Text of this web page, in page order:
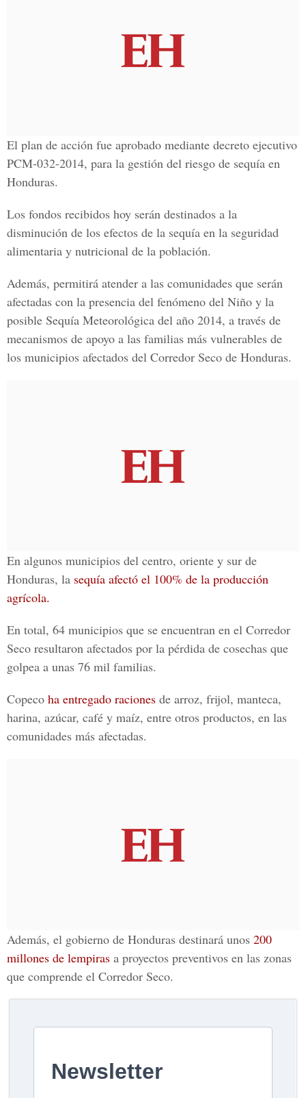
El plan de acción fue aprobado mediante decreto ejecutivo
PCM-032-2014, para la gestión del riesgo de sequía en
Honduras.
Los fondos recibidos hoy serán destinados a la
disminución de los efectos de la sequía en la seguridad
alimentaria y nutricional de la población.
Además, permitirá atender a las comunidades que serán
afectadas con la presencia del fenómeno del Niño y la
posible Sequía Meteorológica del año 2014, a través de
mecanismos de apoyo a las familias más vulnerables de
los municipios afectados del Corredor Seco de Honduras.
En algunos municipios del centro, oriente y sur de
Honduras, la sequía afectó el 100% de la producción
agrícola.
En total, 64 municipios que se encuentran en el Corredor
Seco resultaron afectados por la pérdida de cosechas que
golpea a unas 76 mil familias.
Copeco ha entregado raciones de arroz, frijol, manteca,
harina, azúcar, café y maíz, entre otros productos, en las
comunidades más afectadas.
Además, el gobierno de Honduras destinará unos 200
millones de lempiras a proyectos preventivos en las zonas
que comprende el Corredor Seco.